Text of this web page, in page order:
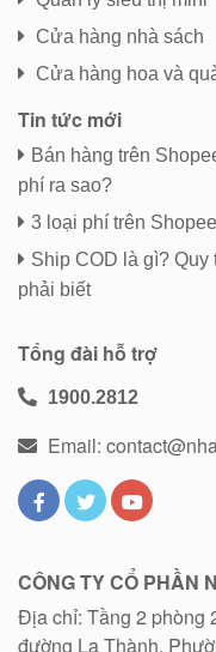
Cửa hàng nhà sách
Cửa hàng hoa và
Tin tức mới
Bán hàng trên
phí ra sao?
3 loại phí trên
Ship COD là gì? Quy
phải biết
Tổng đài hỗ trợ
1900.2812
Email:
CÔNG TY CỔ PHẦN
Địa chỉ: Tầng 2 phòng
đường La Thành,